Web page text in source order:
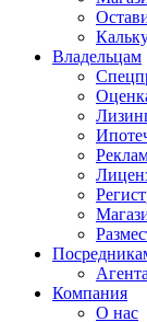
Владельцам
Компания
О нас